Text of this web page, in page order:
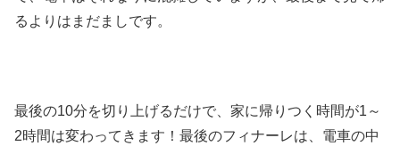
るよりはまだましです。
最後の10分を切り上げるだけで、家に帰りつく時間が1～
2時間は変わってきます！最後のフィナーレは、電車の中